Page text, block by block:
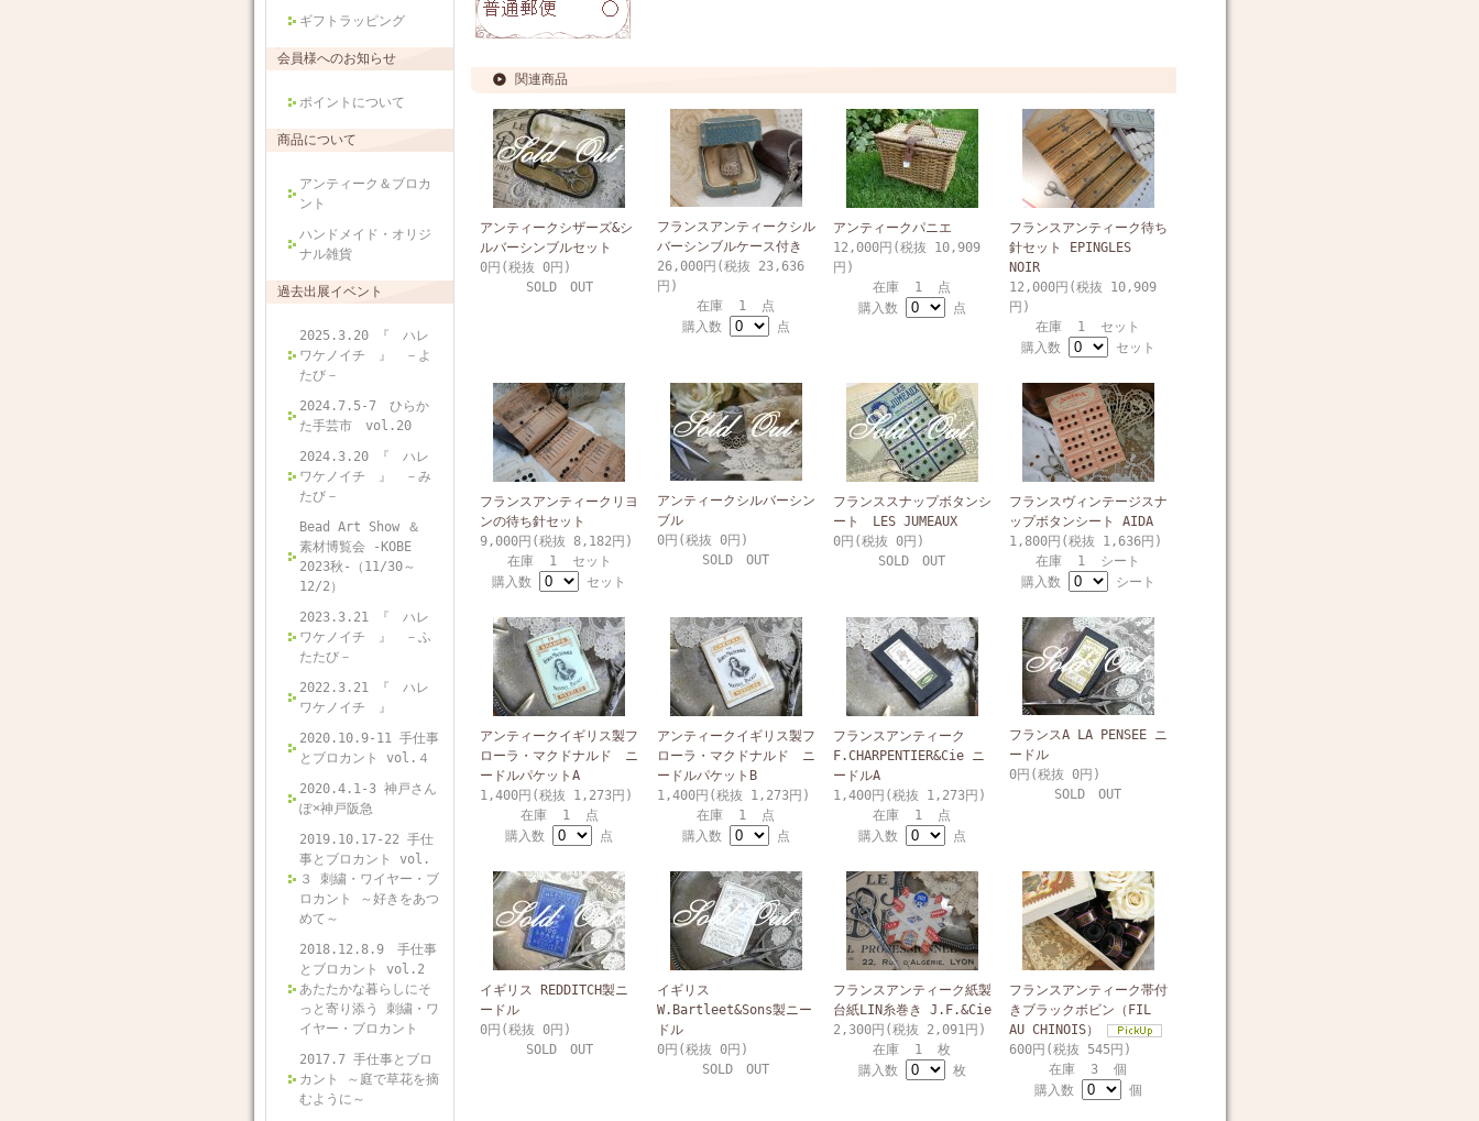
ギフトラッピング
会員様へのお知らせ
ポイントについて
商品について
アンティーク＆ブロカ
ント
ハンドメイド・オリジ
ナル雑貨
過去出展イベント
2025.3.20 『 ハレ
ワケノイチ 』 －よ
たび－
2024.7.5-7 ひらか
た手芸市 vol.20
2024.3.20 『 ハレ
ワケノイチ 』 －み
たび－
Bead Art Show ＆
素材博覧会 -KOBE
2023秋-（11/30～
12/2）
2023.3.21 『 ハレ
ワケノイチ 』 －ふ
たたび－
2022.3.21 『 ハレ
ワケノイチ 』
2020.10.9-11 手仕事
とブロカント vol.４
2020.4.1-3 神戸さん
ぽ×神戸阪急
2019.10.17-22 手仕
事とブロカント vol.
３ 刺繍・ワイヤー・ブ
ロカント ～好きをあつ
めて～
2018.12.8.9 手仕事
とブロカント vol.2
あたたかな暮らしにそ
っと寄り添う 刺繍・ワ
イヤー・ブロカント
2017.7 手仕事とブロ
カント ～庭で草花を摘
むように～
関連商品
アンティークシザーズ&シ
ルバーシンブルセット
0円(税抜 0円)
SOLD OUT
フランスアンティークシル
バーシンブルケース付き
26,000円(税抜 23,636
円)
在庫 1 点
購入数
点
アンティークパニエ
12,000円(税抜 10,909
円)
在庫 1 点
購入数
点
フランスアンティーク待ち
針セット EPINGLES
NOIR
12,000円(税抜 10,909
円)
在庫 1 セット
購入数
セット
フランスアンティークリヨ
ンの待ち針セット
9,000円(税抜 8,182円)
在庫 1 セット
購入数
セット
アンティークシルバーシン
ブル
0円(税抜 0円)
SOLD OUT
フランススナップボタンシ
ート LES JUMEAUX
0円(税抜 0円)
SOLD OUT
フランスヴィンテージスナ
ップボタンシート AIDA
1,800円(税抜 1,636円)
在庫 1 シート
購入数
シート
アンティークイギリス製フ
ローラ・マクドナルド ニ
ードルパケットA
1,400円(税抜 1,273円)
在庫 1 点
購入数
点
アンティークイギリス製フ
ローラ・マクドナルド ニ
ードルパケットB
1,400円(税抜 1,273円)
在庫 1 点
購入数
点
フランスアンティーク
F.CHARPENTIER&Cie ニ
ードルA
1,400円(税抜 1,273円)
在庫 1 点
購入数
点
フランスA LA PENSEE ニ
ードル
0円(税抜 0円)
SOLD OUT
イギリス REDDITCH製ニ
ードル
0円(税抜 0円)
SOLD OUT
イギリス
W.Bartleet&Sons製ニー
ドル
0円(税抜 0円)
SOLD OUT
フランスアンティーク紙製
台紙LIN糸巻き J.F.&Cie
2,300円(税抜 2,091円)
在庫 1 枚
購入数
枚
フランスアンティーク帯付
きブラックボビン（FIL
AU CHINOIS）
600円(税抜 545円)
在庫 3 個
購入数
個